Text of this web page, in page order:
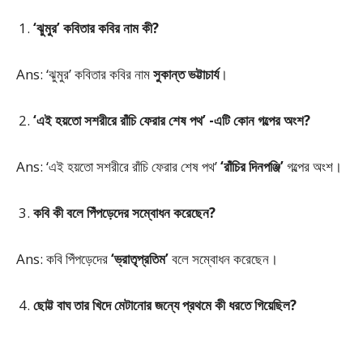
‘ঝুমুর’ কবিতার কবির নাম কী?
Ans: ‘ঝুমুর’ কবিতার কবির নামসুকান্ত ভট্টাচার্য।
‘এই হয়তো সশরীরে রাঁচি ফেরার শেষ পথ’ -এটি কোন গল্পের অংশ?
Ans: ‘এই হয়তো সশরীরে রাঁচি ফেরার শেষ পথ’‘রাঁচির দিনপঞ্জি’গল্পের অংশ।
কবি কী বলে পিঁপড়েদের সম্বোধন করেছেন?
Ans: কবি পিঁপড়েদের‘ভ্রাতৃপ্রতিম’বলে সম্বোধন করেছেন।
ছোট্ট বাঘ তার খিদে মেটানোর জন্যে প্রথমে কী ধরতে গিয়েছিল?